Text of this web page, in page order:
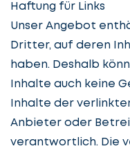
Haftung für Links
Unser Angebot
Dritter, auf deren
haben. Deshalb
Inhalte auch keine
Inhalte der
Anbieter oder
verantwortlich. Die